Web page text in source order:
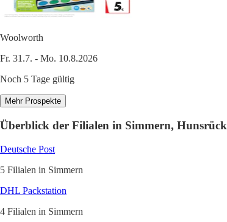
Woolworth
Fr. 31.7. - Mo. 10.8.2026
Noch 5 Tage gültig
Mehr Prospekte
Überblick der Filialen in Simmern, Hunsrück
Deutsche Post
5 Filialen in Simmern
DHL Packstation
4 Filialen in Simmern